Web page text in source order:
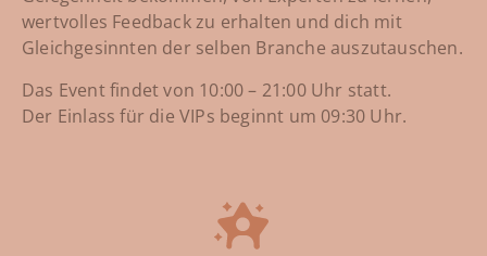
wertvolles Feedback zu erhalten und dich mit
Gleichgesinnten der selben Branche auszutauschen.
Das Event findet von 10:00 – 21:00 Uhr statt.
Der Einlass für die VIPs beginnt um 09:30 Uhr.